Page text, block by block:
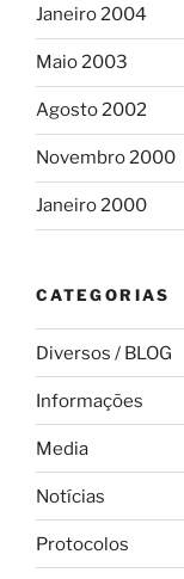
Janeiro 2004
Maio 2003
Agosto 2002
Novembro 2000
Janeiro 2000
CATEGORIAS
Diversos / BLOG
Informações
Media
Notícias
Protocolos